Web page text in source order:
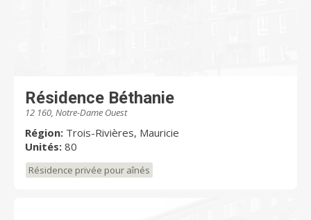
Résidence Béthanie
12 160, Notre-Dame Ouest
Région: Trois-Rivières, Mauricie
Unités: 80
Résidence privée pour aînés